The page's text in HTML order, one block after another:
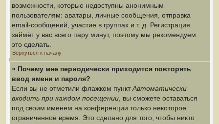
возможности, которые недоступны анонимным
пользователям: аватары, личные сообщения, отправка
email-сообщений, участие в группах и т. д. Регистрация
займёт у вас всего пару минут, поэтому мы рекомендуем
это сделать.
Вернуться к началу
» Почему мне периодически приходится повторять
ввод имени и пароля?
Если вы не отметили флажком пунктАвтоматически
входить при каждом посещении , вы сможете оставаться
под своим именем на конференции только некоторое
ограниченное время. Это сделано для того, чтобы никто